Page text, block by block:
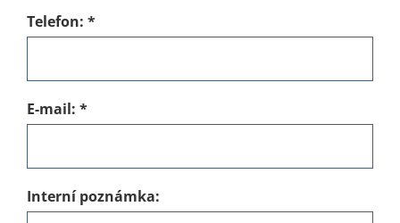
Telefon: *
E-mail: *
Interní poznámka: